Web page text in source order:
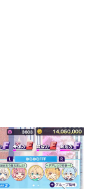
られるマンガ家・田中圭
マンガです。
ムの魅力を画面や操作の
、硬派で骨太な評論連載